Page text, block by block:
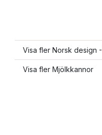
Visa fler Norsk design
Visa fler Mjölkkannor